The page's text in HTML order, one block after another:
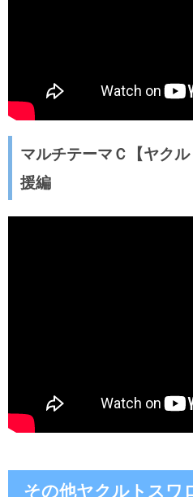
マルチテーマＣ【ヤク
援編
その他ヤクルトスワ